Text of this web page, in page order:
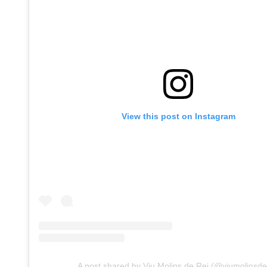
View this post on Instagram